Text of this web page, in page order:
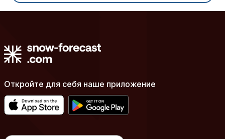
Откройте для себя наше приложение